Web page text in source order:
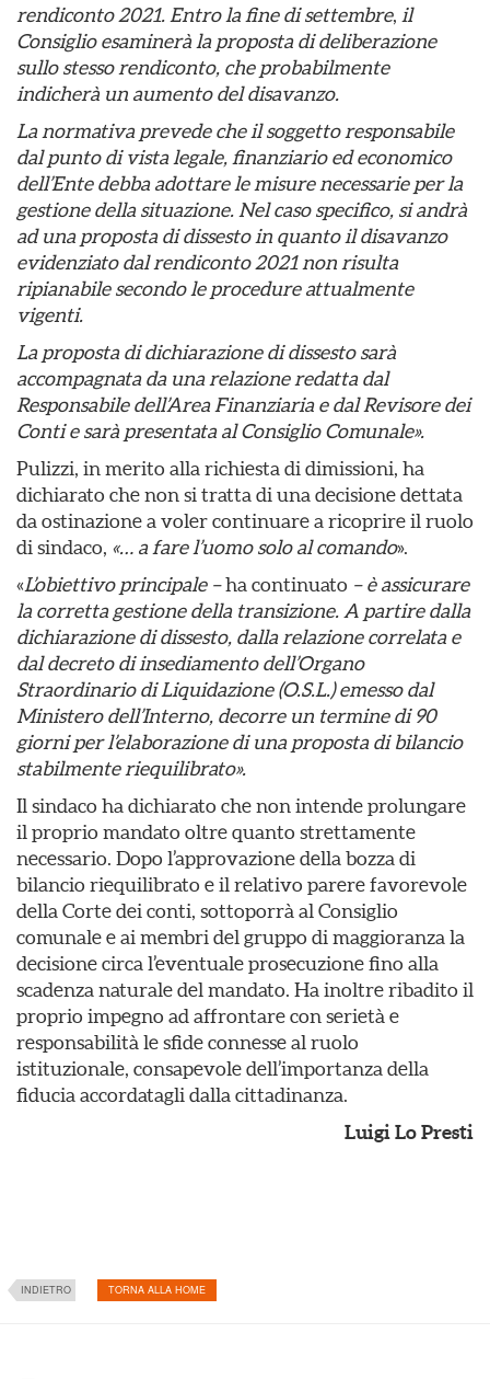
rendiconto 2021. Entro la fine di settembre, il
Consiglio esaminerà la proposta di deliberazione
sullo stesso rendiconto, che probabilmente
indicherà un aumento del disavanzo.
La normativa prevede che il soggetto responsabile
dal punto di vista legale, finanziario ed economico
dell’Ente debba adottare le misure necessarie per la
gestione della situazione. Nel caso specifico, si andrà
ad una proposta di dissesto in quanto il disavanzo
evidenziato dal rendiconto 2021 non risulta
ripianabile secondo le procedure attualmente
vigenti.
La proposta di dichiarazione di dissesto sarà
accompagnata da una relazione redatta dal
Responsabile dell’Area Finanziaria e dal Revisore dei
Conti e sarà presentata al Consiglio Comunale».
Pulizzi, in merito alla richiesta di dimissioni, ha
dichiarato che non si tratta di una decisione dettata
da ostinazione a voler continuare a ricoprire il ruolo
di sindaco, «… a fare l’uomo solo al comando».
«L’obiettivo principale –ha continuato – è assicurare
la corretta gestione della transizione. A partire dalla
dichiarazione di dissesto, dalla relazione correlata e
dal decreto di insediamento dell’Organo
Straordinario di Liquidazione (O.S.L.) emesso dal
Ministero dell’Interno, decorre un termine di 90
giorni per l’elaborazione di una proposta di bilancio
stabilmente riequilibrato».
Il sindaco ha dichiarato che non intende prolungare
il proprio mandato oltre quanto strettamente
necessario. Dopo l’approvazione della bozza di
bilancio riequilibrato e il relativo parere favorevole
della Corte dei conti, sottoporrà al Consiglio
comunale e ai membri del gruppo di maggioranza la
decisione circa l’eventuale prosecuzione fino alla
scadenza naturale del mandato. Ha inoltre ribadito il
proprio impegno ad affrontare con serietà e
responsabilità le sfide connesse al ruolo
istituzionale, consapevole dell’importanza della
fiducia accordatagli dalla cittadinanza.
Luigi Lo Presti
INDIETRO TORNA ALLA HOME